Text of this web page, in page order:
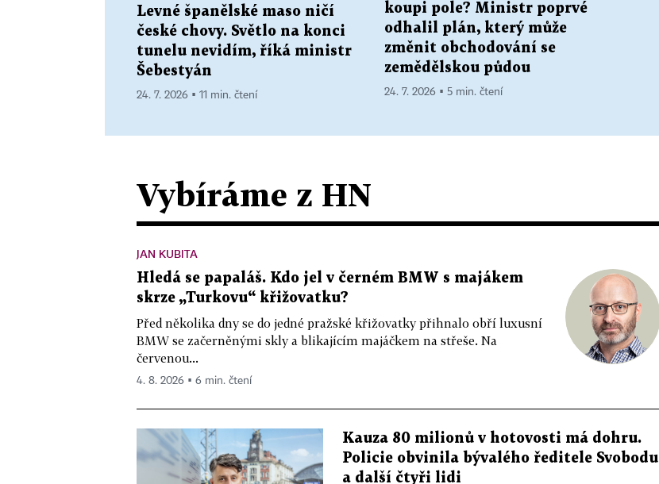
Levné španělské maso ničí
české chovy. Světlo na konci
tunelu nevidím, říká ministr
Šebestyán
24. 7. 2026 ▪ 11 min. čtení
koupi pole? Ministr poprvé
odhalil plán, který může
změnit obchodování se
zemědělskou půdou
24. 7. 2026 ▪ 5 min. čtení
Vybíráme z HN
JAN KUBITA
Hledá se papaláš. Kdo jel v černém BMW s majákem
skrze „Turkovu“ křižovatku?
Před několika dny se do jedné pražské křižovatky přihnalo obří luxusní
BMW se začerněnými skly a blikajícím majáčkem na střeše. Na
červenou...
4. 8. 2026 ▪ 6 min. čtení
Kauza 80 milionů v hotovosti má dohru.
Policie obvinila bývalého ředitele Svobodu
a další čtyři lidi